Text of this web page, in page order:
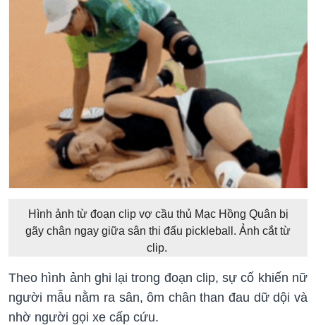
Hình ảnh từ đoạn clip vợ cầu thủ Mạc Hồng Quân bị
gãy chân ngay giữa sân thi đấu pickleball. Ảnh cắt từ
clip.
Theo hình ảnh ghi lại trong đoạn clip, sự cố khiến nữ
người mẫu nằm ra sân, ôm chân than đau dữ dội và
nhờ người gọi xe cấp cứu.